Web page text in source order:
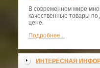
В современном мире
качественные товары по
цене.
Подробнее...
ИНТЕРЕСНАЯ